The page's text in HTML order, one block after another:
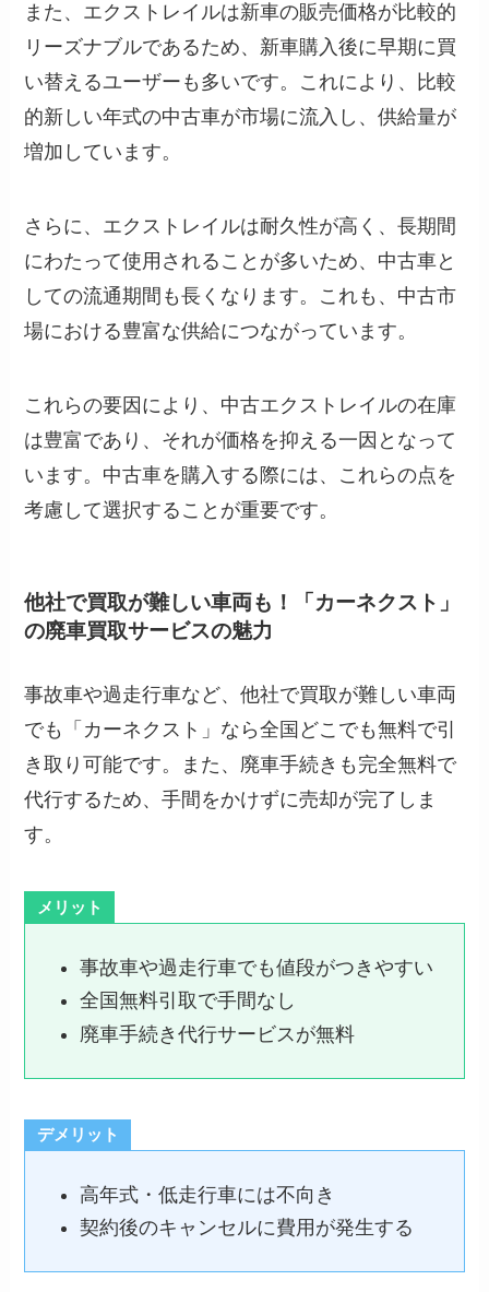
また、エクストレイルは新車の販売価格が比較的
リーズナブルであるため、新車購入後に早期に買
い替えるユーザーも多いです。これにより、比較
的新しい年式の中古車が市場に流入し、供給量が
増加しています。
さらに、エクストレイルは耐久性が高く、長期間
にわたって使用されることが多いため、中古車と
しての流通期間も長くなります。これも、中古市
場における豊富な供給につながっています。
これらの要因により、中古エクストレイルの在庫
は豊富であり、それが価格を抑える一因となって
います。中古車を購入する際には、これらの点を
考慮して選択することが重要です。
他社で買取が難しい車両も！「カーネクスト」
の廃車買取サービスの魅力
事故車や過走行車など、他社で買取が難しい車両
でも「カーネクスト」なら全国どこでも無料で引
き取り可能です。また、廃車手続きも完全無料で
代行するため、手間をかけずに売却が完了しま
す。
メリット
事故車や過走行車でも値段がつきやすい
全国無料引取で手間なし
廃車手続き代行サービスが無料
デメリット
高年式・低走行車には不向き
契約後のキャンセルに費用が発生する